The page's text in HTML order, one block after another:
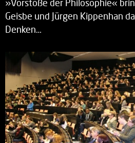
»Vorstöße der Philosophie«
Geisbe und Jürgen Kippenhan
Denken…